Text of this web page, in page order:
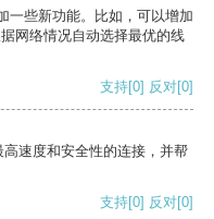
一些新功能。比如，可以增加
网络情况自动选择最优的线
支持[0] 反对[0]
速度和安全性的连接，并帮
支持[0] 反对[0]